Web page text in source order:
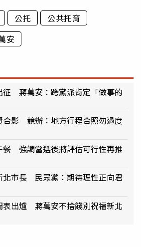
公托
公共托育
安
征 蔣萬安：跨黨派肯定「做事的
合影 競辦：地方行程合照勿過度
餐 強調當選後將評估可行性再推
北市長 民眾黨：期待理性正向君
表出爐 蔣萬安不捨餞別祝福新北